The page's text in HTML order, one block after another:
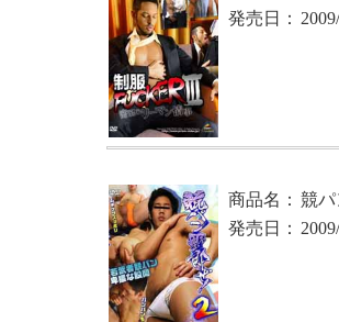
発売日：
商品名： 競パ
発売日：